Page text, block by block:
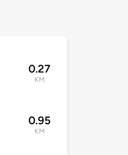
0.27
KM
0.95
KM